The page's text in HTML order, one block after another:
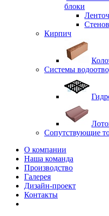
блоки
Кирпич
Системы
Сопутствующие
О компании
Наша команда
Производство
Галерея
Дизайн-проект
Контакты